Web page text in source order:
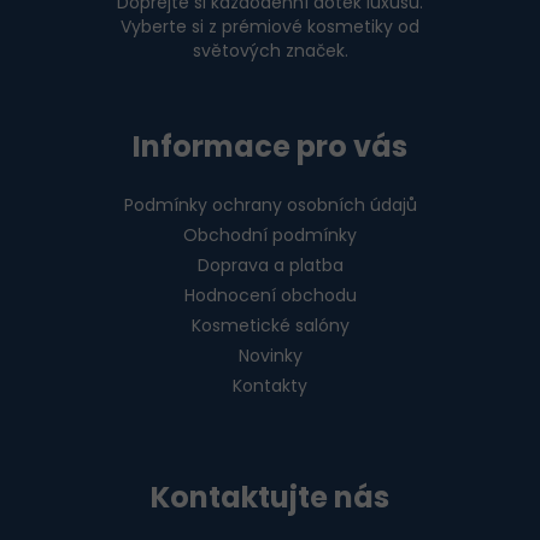
Vyberte si z prémiové kosmetiky od
světových značek.
Informace pro vás
Podmínky ochrany osobních údajů
Obchodní podmínky
Doprava a platba
Hodnocení obchodu
Kosmetické salóny
Novinky
Kontakty
Kontaktujte nás